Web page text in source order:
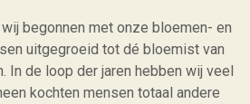
begonnen met onze bloemen- en
uitgegroeid tot dé bloemist van
In de loop der jaren hebben wij veel
kochten mensen totaal andere